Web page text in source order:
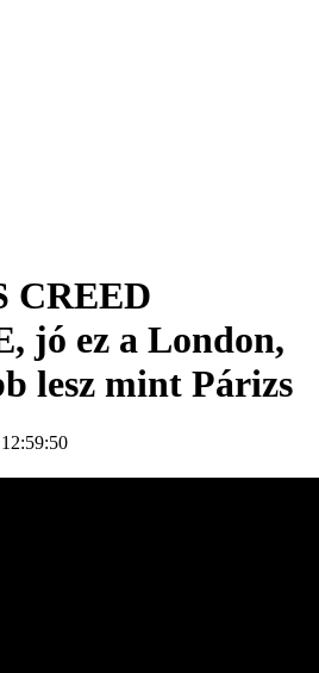
CREED
jó ez a London,
lesz mint Párizs